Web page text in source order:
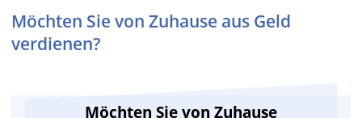
Möchten Sie von Zuhause aus Geld
verdienen?
Möchten Sie von Zuhause